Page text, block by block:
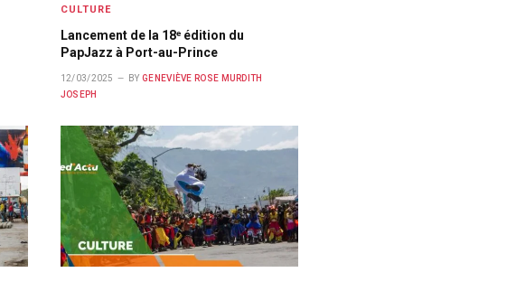
CULTURE
Lancement de la 18ᵉ édition du
PapJazz à Port-au-Prince
12/03/2025 BY GENEVIÈVE ROSE MURDITH
JOSEPH